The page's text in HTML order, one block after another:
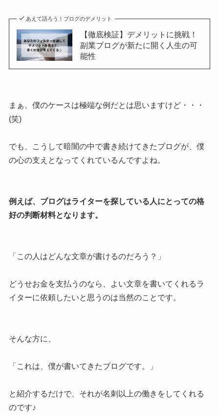
あえて語ろう！ブログのデメリット
【徹底検証】デメリットに挑戦！
副業ブログが新たに開く人生の可
能性
まぁ、僕のケースは極端な例だとは思いますけど・・・
(笑)
でも、こうして暗闇の中で書き続けてきたブログが、僕
の心の支えとなってくれているんですよね。
例えば、ブログはライターを探している人にとっての格
好の判断材料となります。
「この人はどんな文章が書けるのだろう？」
どうせお金を支払うのなら、よい文章を書いてくれるラ
イターに依頼したいと思うのは当然のことです。
そんな方に、
「これは、僕が書いてきたブログです。」
と紹介するだけで、それが名刺以上の働きをしてくれる
のです♪